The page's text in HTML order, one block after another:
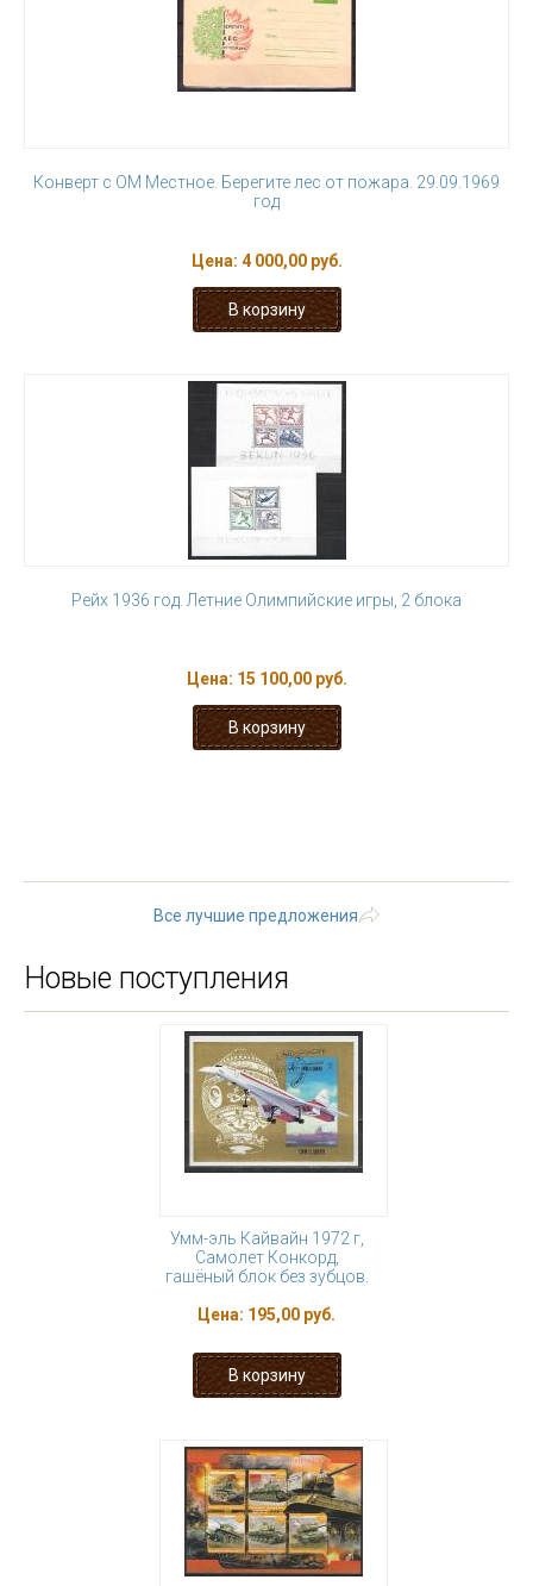
Конверт с ОМ Местное. Берегите лес от пожара. 29.09.1969
год
Цена: 4 000,00 руб.
Рейх 1936 год. Летние Олимпийские игры, 2 блока
Цена: 15 100,00 руб.
Все лучшие предложения
Новые поступления
Умм-эль Кайвайн 1972 г,
Самолет Конкорд,
гашёный блок без зубцов.
Цена: 195,00 руб.